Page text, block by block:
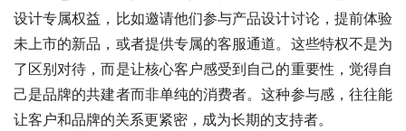
设计专属权益，比如邀请他们参与产品设计讨论，提前体验
未上市的新品，或者提供专属的客服通道。这些特权不是为
了区别对待，而是让核心客户感受到自己的重要性，觉得自
己是品牌的共建者而非单纯的消费者。这种参与感，往往能
让客户和品牌的关系更紧密，成为长期的支持者。